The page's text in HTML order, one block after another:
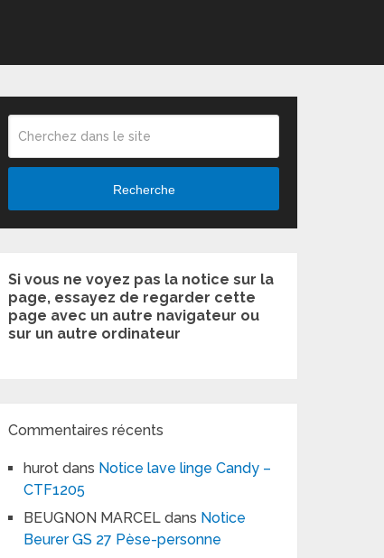
Recherche
Si vous ne voyez pas la notice sur la
page, essayez de regarder cette
page avec un autre navigateur ou
sur un autre ordinateur
Commentaires récents
hurot dans Notice lave linge Candy –
CTF1205
BEUGNON MARCEL dans Notice
Beurer GS 27 Pèse-personne